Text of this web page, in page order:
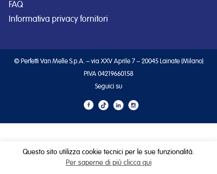
FAQ
Informativa privacy fornitori
© Perfetti Van Melle S.p.A. – via XXV Aprile 7 – 20045 Lainate (Milano)
PIVA 04219660158
Seguici su
Questo sito utilizza cookie tecnici per le sue funzionalità.
Per saperne di più clicca qui